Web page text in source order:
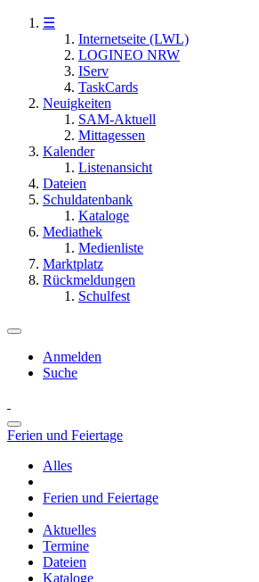
☰
Internetseite (LWL)
LOGINEO NRW
IServ
TaskCards
Neuigkeiten
SAM-Aktuell
Mittagessen
Kalender
Listenansicht
Dateien
Schuldatenbank
Kataloge
Mediathek
Medienliste
Marktplatz
Rückmeldungen
Schulfest
Anmelden
Suche
Ferien und Feiertage
Alles
Ferien und Feiertage
Aktuelles
Termine
Dateien
Kataloge